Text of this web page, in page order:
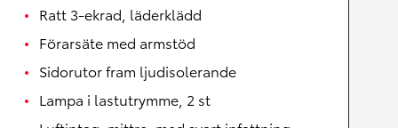
Ratt 3-ekrad, läderklädd
Förarsäte med armstöd
Sidorutor fram ljudisolerande
Lampa i lastutrymme, 2 st